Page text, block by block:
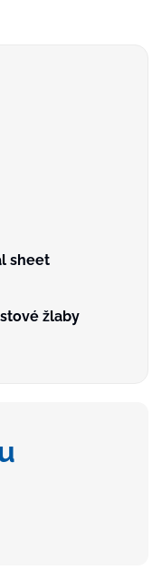
sheet
žlaby